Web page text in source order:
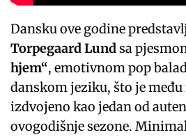
Dansku ove godine
Torpegaard Lundsa
hjem“, emotivnom pop
danskom jeziku, što je
izdvojeno kao jedan od
ovogodišnje sezone.